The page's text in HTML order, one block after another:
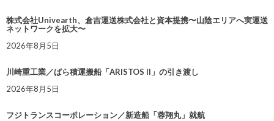
株式会社Univearth、倉吉運送株式会社と資本提携〜山陰エリアへ実運送
ネットワークを拡大〜
2026年8月5日
川崎重工業／ばら積運搬船「ARISTOS II」の引き渡し
2026年8月5日
フジトランスコーポレーション／新造船「蓉翔丸」就航